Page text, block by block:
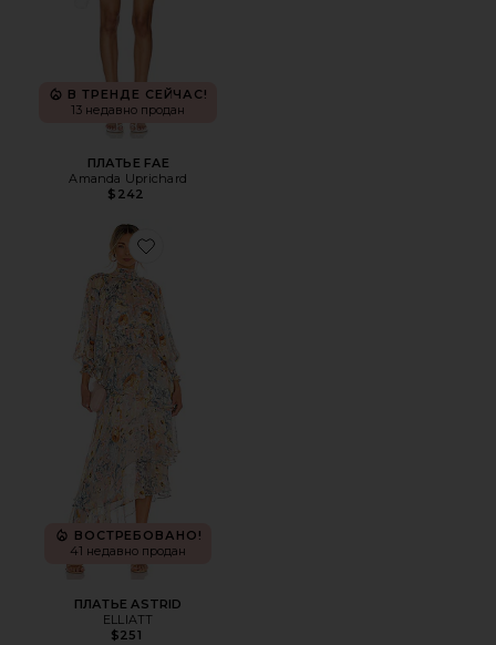
В ТРЕНДЕ СЕЙЧАС!
13 недавно продан
ПЛАТЬЕ FAE
Amanda Uprichard
$242
Favorite ПЛАТЬЕ ASTRID
ВОСТРЕБОВАНО!
41 недавно продан
ПЛАТЬЕ ASTRID
ELLIATT
$251